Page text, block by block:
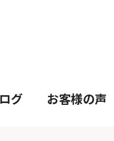
グ お客様の声